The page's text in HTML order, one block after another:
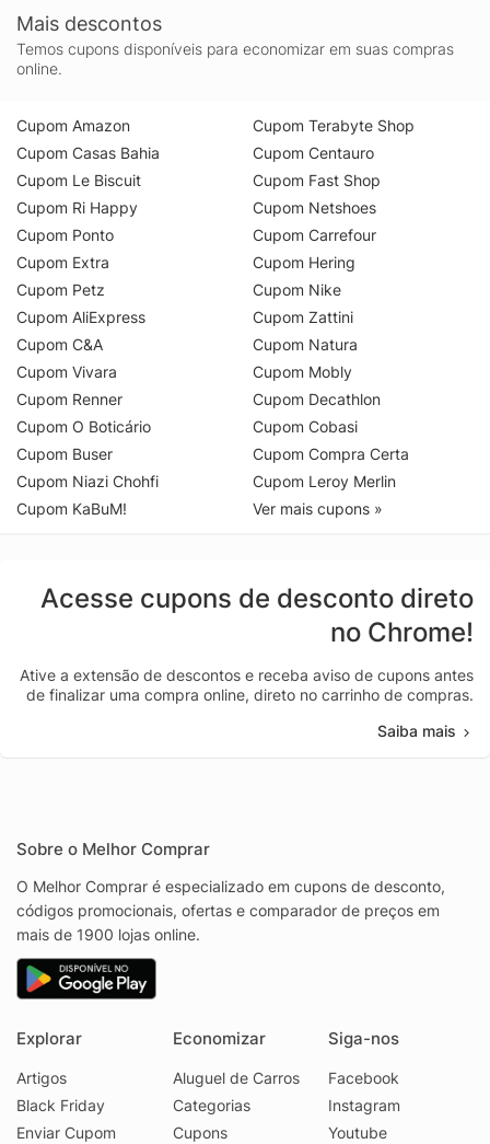
Mais descontos
Temos cupons disponíveis para economizar em suas compras
online.
Cupom Amazon
Cupom Casas Bahia
Cupom Le Biscuit
Cupom Ri Happy
Cupom Ponto
Cupom Extra
Cupom Petz
Cupom AliExpress
Cupom C&A
Cupom Vivara
Cupom Renner
Cupom O Boticário
Cupom Buser
Cupom Niazi Chohfi
Cupom KaBuM!
Cupom Terabyte Shop
Cupom Centauro
Cupom Fast Shop
Cupom Netshoes
Cupom Carrefour
Cupom Hering
Cupom Nike
Cupom Zattini
Cupom Natura
Cupom Mobly
Cupom Decathlon
Cupom Cobasi
Cupom Compra Certa
Cupom Leroy Merlin
Ver mais cupons »
Acesse cupons de desconto direto
no Chrome!
Ative a extensão de descontos e receba aviso de cupons antes
de finalizar uma compra online, direto no carrinho de compras.
Saiba mais
Sobre o Melhor Comprar
O Melhor Comprar é especializado em cupons de desconto,
códigos promocionais, ofertas e comparador de preços em
mais de 1900 lojas online.
Explorar
Artigos
Black Friday
Enviar Cupom
Economizar
Aluguel de Carros
Categorias
Cupons
Siga-nos
Facebook
Instagram
Youtube